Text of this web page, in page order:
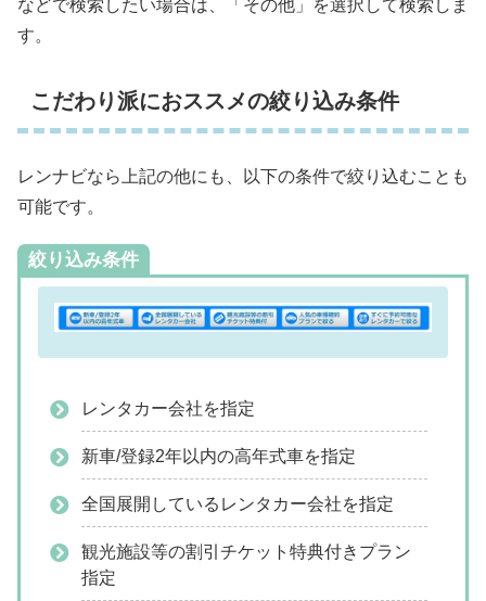
などで検索したい場合は、「その他」を選択して検索しま
す。
こだわり派におススメの絞り込み条件
レンナビなら上記の他にも、以下の条件で絞り込むことも
可能です。
絞り込み条件
レンタカー会社を指定
新車/登録2年以内の高年式車を指定
全国展開しているレンタカー会社を指定
観光施設等の割引チケット特典付きプラン
指定